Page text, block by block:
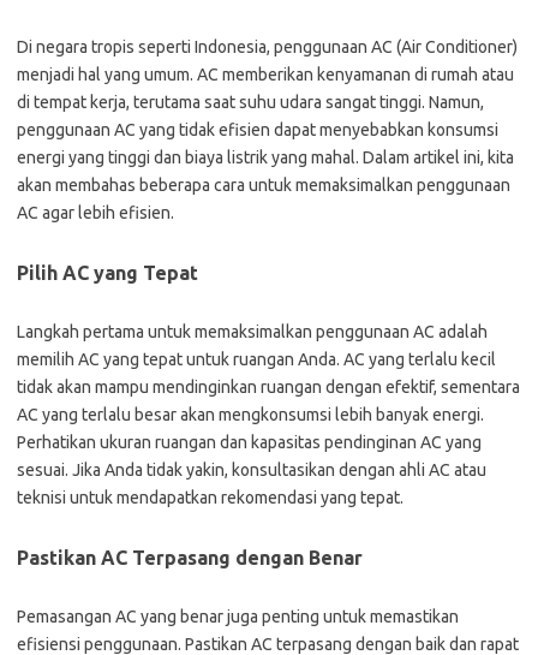
Di negara tropis seperti Indonesia, penggunaan AC (Air Conditioner)
menjadi hal yang umum. AC memberikan kenyamanan di rumah atau
di tempat kerja, terutama saat suhu udara sangat tinggi. Namun,
penggunaan AC yang tidak efisien dapat menyebabkan konsumsi
energi yang tinggi dan biaya listrik yang mahal. Dalam artikel ini, kita
akan membahas beberapa cara untuk memaksimalkan penggunaan
AC agar lebih efisien.
Pilih AC yang Tepat
Langkah pertama untuk memaksimalkan penggunaan AC adalah
memilih AC yang tepat untuk ruangan Anda. AC yang terlalu kecil
tidak akan mampu mendinginkan ruangan dengan efektif, sementara
AC yang terlalu besar akan mengkonsumsi lebih banyak energi.
Perhatikan ukuran ruangan dan kapasitas pendinginan AC yang
sesuai. Jika Anda tidak yakin, konsultasikan dengan ahli AC atau
teknisi untuk mendapatkan rekomendasi yang tepat.
Pastikan AC Terpasang dengan Benar
Pemasangan AC yang benar juga penting untuk memastikan
efisiensi penggunaan. Pastikan AC terpasang dengan baik dan rapat